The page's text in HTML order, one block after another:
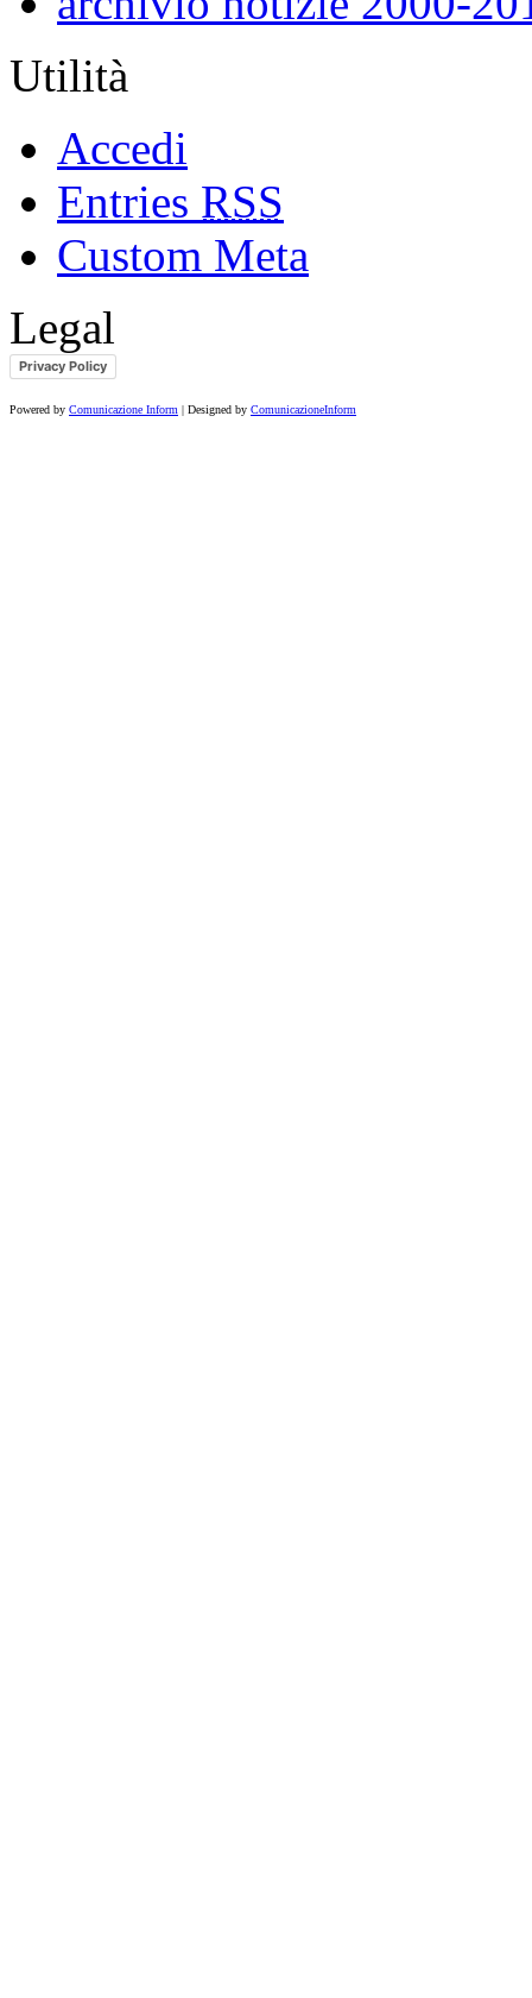
Utilità
Accedi
Entries RSS
Custom Meta
Legal
Privacy Policy
Powered by Comunicazione Inform | Designed by ComunicazioneInform